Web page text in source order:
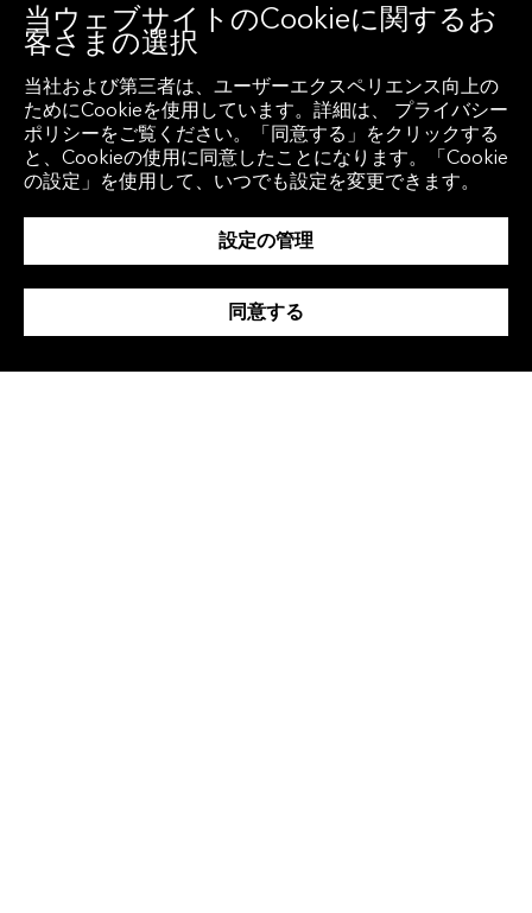
ヨーロッパ
+44 20 7330 7500
アジア
+65 6212 1000
クライアント アクセ
Anywhere
地域
グローバル
韓国
中国
当ウェブサイトのCookieに関するお
客さまの選択
当社および第三者は、ユーザーエクスペリエンス向上の
ためにCookieを使用しています。詳細は、 プライバシー
ポリシーをご覧ください。「同意する」をクリックする
と、Cookieの使用に同意したことになります。「Cookie
の設定」を使用して、いつでも設定を変更できます。
設定の管理
同意する